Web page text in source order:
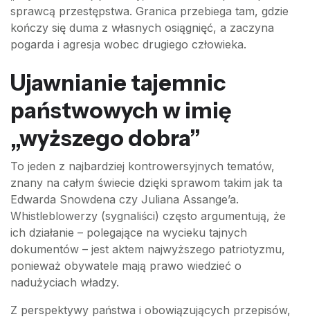
sprawcą przestępstwa. Granica przebiega tam, gdzie
kończy się duma z własnych osiągnięć, a zaczyna
pogarda i agresja wobec drugiego człowieka.
Ujawnianie tajemnic
państwowych w imię
„wyższego dobra”
To jeden z najbardziej kontrowersyjnych tematów,
znany na całym świecie dzięki sprawom takim jak ta
Edwarda Snowdena czy Juliana Assange’a.
Whistleblowerzy (sygnaliści) często argumentują, że
ich działanie – polegające na wycieku tajnych
dokumentów – jest aktem najwyższego patriotyzmu,
ponieważ obywatele mają prawo wiedzieć o
nadużyciach władzy.
Z perspektywy państwa i obowiązujących przepisów,